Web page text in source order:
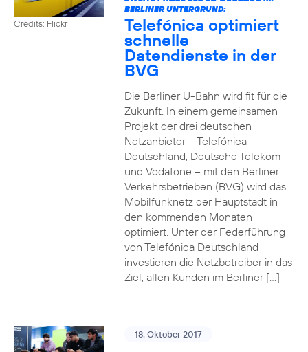
Credits: Flickr
BERLINER UNTERGRUND:
Telefónica optimiert
schnelle
Datendienste in der
BVG
Die Berliner U-Bahn wird fit für die
Zukunft. In einem gemeinsamen
Projekt der drei deutschen
Netzanbieter – Telefónica
Deutschland, Deutsche Telekom
und Vodafone – mit den Berliner
Verkehrsbetrieben (BVG) wird das
Mobilfunknetz der Hauptstadt in
den kommenden Monaten
optimiert. Unter der Federführung
von Telefónica Deutschland
investieren die Netzbetreiber in das
Ziel, allen Kunden im Berliner […]
18. Oktober 2017